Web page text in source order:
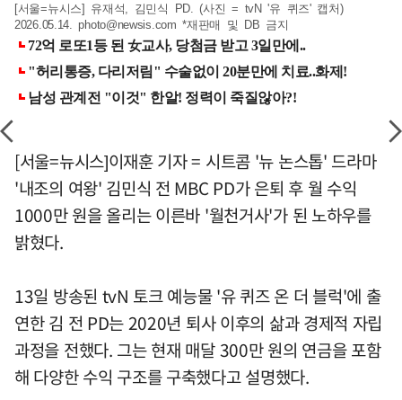
[서울=뉴시스] 유재석, 김민식 PD. (사진 = tvN '유 퀴즈' 캡처)
2026.05.14.photo@newsis.com *재판매 및 DB 금지
[서울=뉴시스]이재훈 기자 = 시트콤 '뉴 논스톱' 드라마
'내조의 여왕' 김민식 전 MBC PD가 은퇴 후 월 수익
1000만 원을 올리는 이른바 '월천거사'가 된 노하우를
밝혔다.
13일 방송된 tvN 토크 예능물 '유 퀴즈 온 더 블럭'에 출
연한 김 전 PD는 2020년 퇴사 이후의 삶과 경제적 자립
과정을 전했다. 그는 현재 매달 300만 원의 연금을 포함
해 다양한 수익 구조를 구축했다고 설명했다.